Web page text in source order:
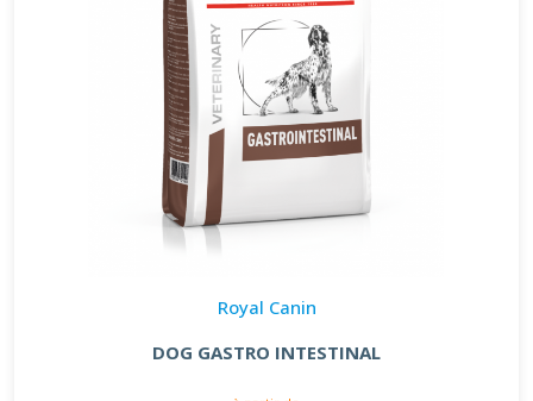
Royal Canin
DOG GASTRO INTESTINAL